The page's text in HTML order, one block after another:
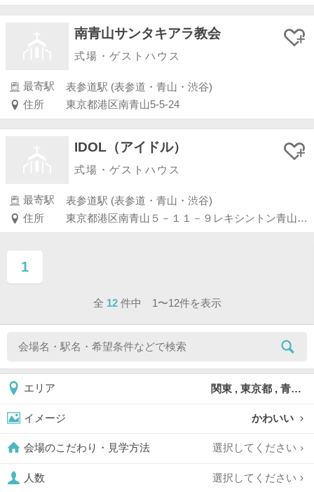
南青山サンタキアラ教会
式場・ゲストハウス
最寄駅
表参道駅 (表参道・青山・渋谷)
住所
東京都港区南青山5-5-24
IDOL（アイドル）
式場・ゲストハウス
最寄駅
表参道駅 (表参道・青山・渋谷)
住所
東京都港区南青山５－１１－９レキシントン青山ビル Ｂ１Ｆ
1
ページ目
全 12 件中 1〜12件を表示
エリア 関東 , 東京都 , 青山
イメージ かわいい
会場のこだわり・見学方法 選択してください
人数 選択してください